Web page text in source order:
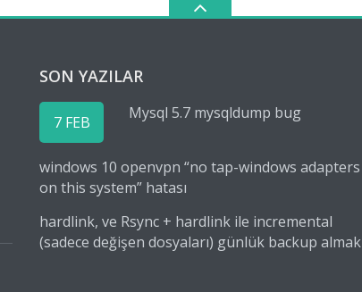
SON YAZILAR
7 FEB Mysql 5.7 mysqldump bug
windows 10 openvpn “no tap-windows adapters
on this system” hatası
hardlink, ve Rsync + hardlink ile incremental
(sadece değişen dosyaları) günlük backup almak